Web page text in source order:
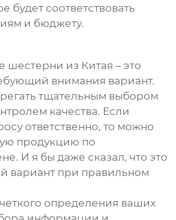
будет соответствовать
и бюджету.
шестерни из Китая – это
внимания вариант.
тщательным выбором
качества. Если
ответственно, то можно
продукцию по
И я бы даже сказал, что это
вариант при правильном
четкого определения ваших